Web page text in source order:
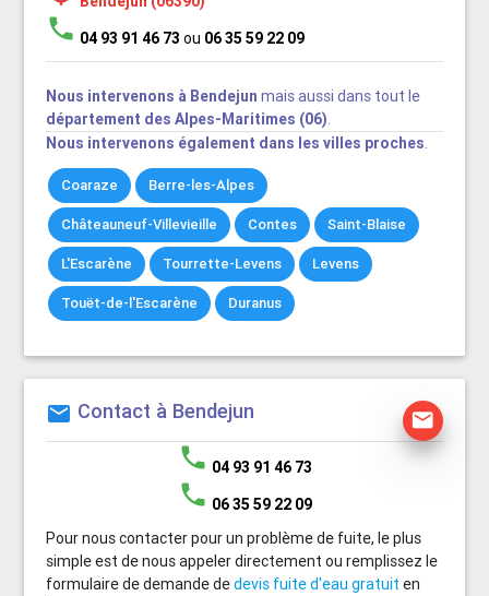
phone 04 93 91 46 73 ou 06 35 59 22 09
Nous intervenons à Bendejun mais aussi dans tout le
département des Alpes-Maritimes (06).
Nous intervenons également dans les villes proches.
Coaraze Berre-les-Alpes
Châteauneuf-Villevieille Contes Saint-Blaise
L'Escarène Tourrette-Levens Levens
Touët-de-l'Escarène Duranus
mail Contact à Bendejun mail
phone 04 93 91 46 73
phone 06 35 59 22 09
Pour nous contacter pour un problème de fuite, le plus
simple est de nous appeler directement ou remplissez le
formulaire de demande dedevis fuite d'eau gratuit en